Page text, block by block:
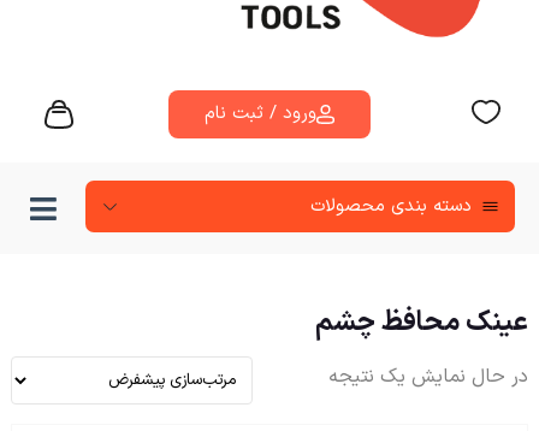
ورود / ثبت نام
دسته‌ بندی محصولات
عینک محافظ چشم
در حال نمایش یک نتیجه